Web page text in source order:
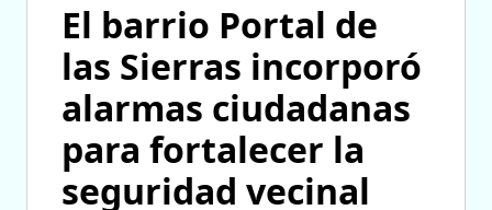
El barrio Portal de
las Sierras incorporó
alarmas ciudadanas
para fortalecer la
seguridad vecinal